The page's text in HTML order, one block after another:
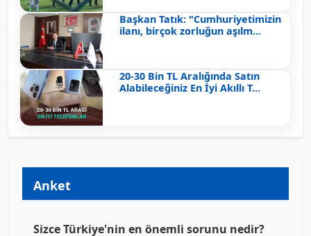
Başkan Tatık: "Cumhuriyetimizin
ilanı, birçok zorluğun aşılm...
20-30 Bin TL Aralığında Satın
Alabileceğiniz En İyi Akıllı T...
Anket
Sizce Türkiye'nin en önemli sorunu nedir?